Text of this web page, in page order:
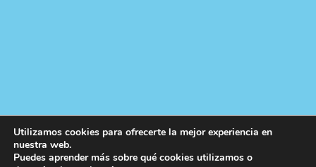
Utilizamos cookies para ofrecerte la mejor experiencia en
nuestra web.
Puedes aprender más sobre qué cookies utilizamos o